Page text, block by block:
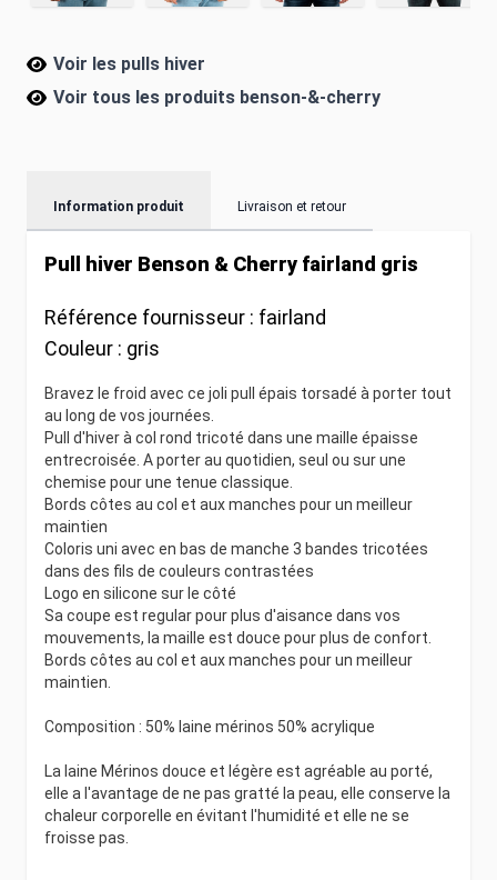
Voir les pulls hiver
Voir tous les produits benson-&-cherry
Information produit Livraison et retour
Pull hiver Benson & Cherry fairland gris
Référence fournisseur : fairland
Couleur : gris
Bravez le froid avec ce joli pull épais torsadé à porter tout
au long de vos journées.
Pull d'hiver à col rond tricoté dans une maille épaisse
entrecroisée. A porter au quotidien, seul ou sur une
chemise pour une tenue classique.
Bords côtes au col et aux manches pour un meilleur
maintien
Coloris uni avec en bas de manche 3 bandes tricotées
dans des fils de couleurs contrastées
Logo en silicone sur le côté
Sa coupe est regular pour plus d'aisance dans vos
mouvements, la maille est douce pour plus de confort.
Bords côtes au col et aux manches pour un meilleur
maintien.
Composition : 50% laine mérinos 50% acrylique
La laine Mérinos douce et légère est agréable au porté,
elle a l'avantage de ne pas gratté la peau, elle conserve la
chaleur corporelle en évitant l'humidité et elle ne se
froisse pas.